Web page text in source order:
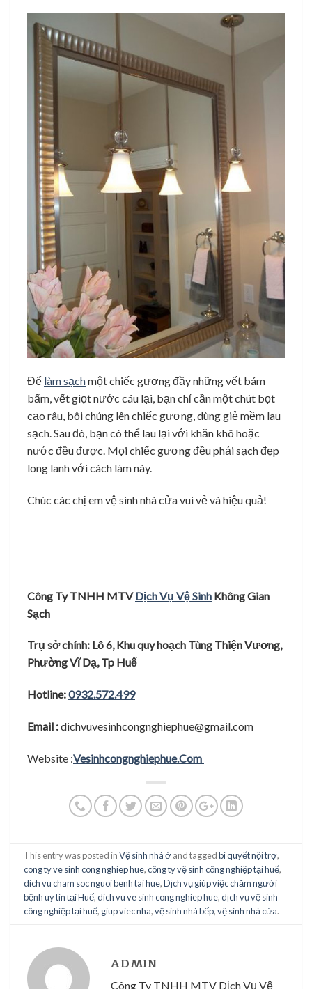
Để làm sạchmột chiếc gương đầy những vết bám
bẩm, vết giọt nước cáu lại, bạn chỉ cần một chút bọt
cạo râu, bôi chúng lên chiếc gương, dùng giẻ mềm lau
sạch. Sau đó, bạn có thể lau lại với khăn khô hoặc
nước đều được. Mọi chiếc gương đều phải sạch đẹp
long lanh với cách làm này.
Chúc các chị em vệ sinh nhà cửa vui vẻ và hiệu quả!
Công Ty TNHH MTVDịch Vụ Vệ Sinh Không Gian
Sạch
Trụ sở chính: Lô 6, Khu quy hoạch Tùng Thiện Vương,
Phường Vĩ Dạ, Tp Huế
Hotline:0932.572.499
Email :dichvuvesinhcongnghiephue@gmail.com
Website :Vesinhcongnghiephue.Com
This entry was posted inVệ sinh nhà ởand taggedbí quyết nội trợ,
cong ty ve sinh cong nghiep hue,công ty vệ sinh công nghiệp tại huế,
dich vu cham soc nguoi benh tai hue,Dịch vụ giúp việc chăm người
bệnh uy tín tại Huế,dich vu ve sinh cong nghiep hue,dịch vụ vệ sinh
công nghiệp tại huế, giup viec nha,vệ sinh nhà bếp,vệ sinh nhà cửa.
ADMIN
Công Ty TNHH MTV Dịch Vụ Vệ